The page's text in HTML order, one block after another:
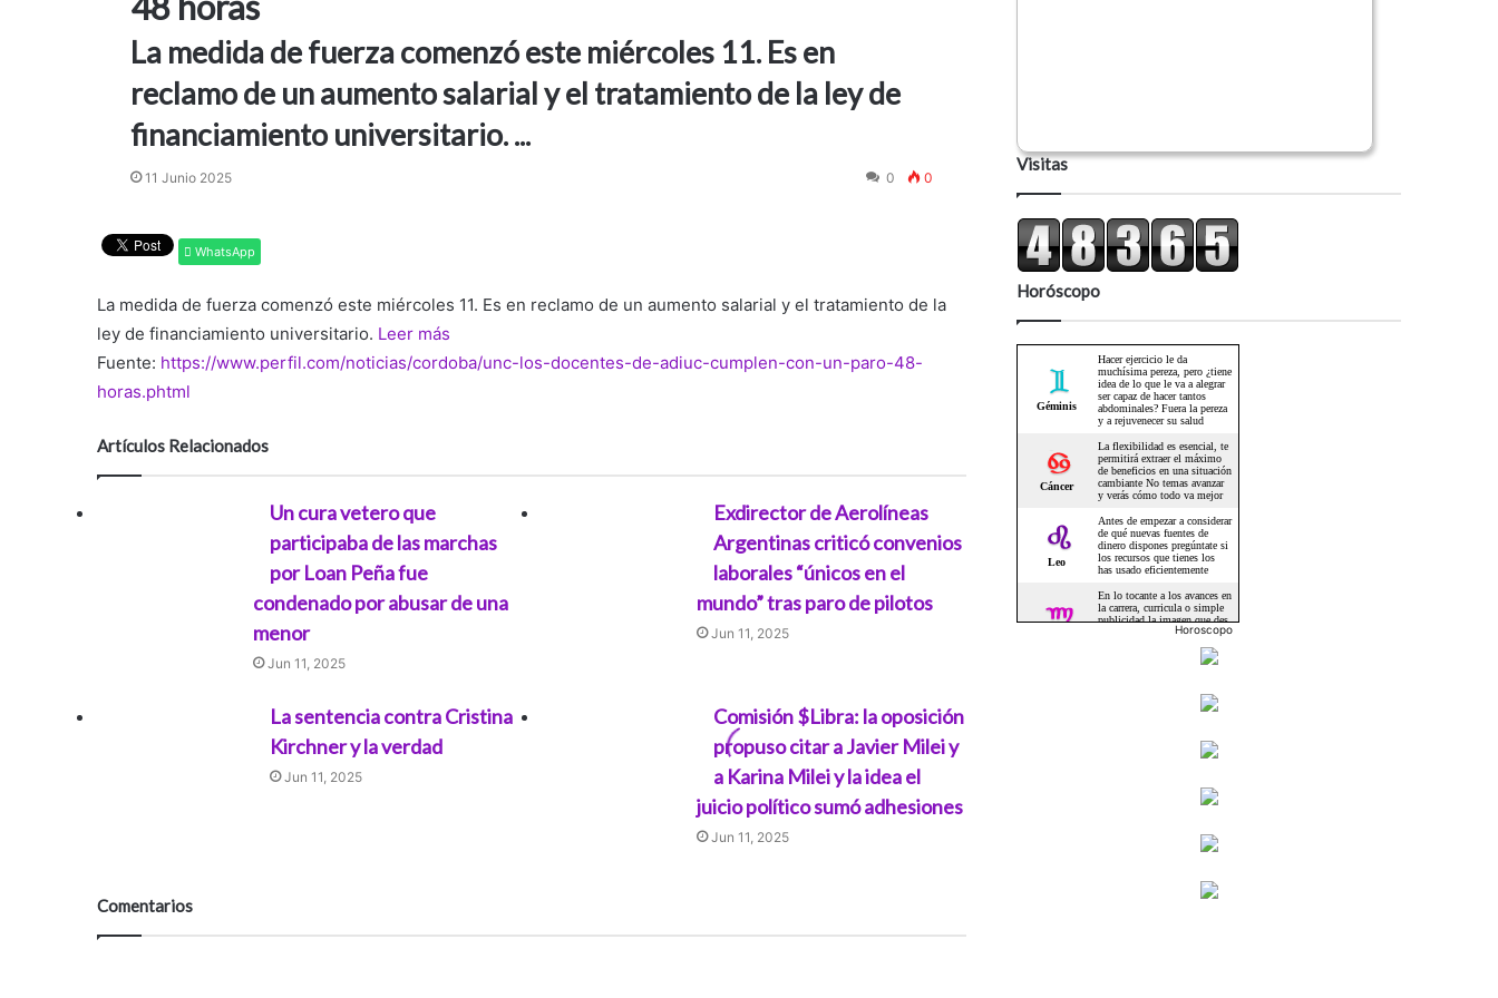
La medida de fuerza comenzó este miércoles 11. Es en
reclamo de un aumento salarial y el tratamiento de la ley de
financiamiento universitario. ...
11 Junio 2025 0 0
WhatsApp
La medida de fuerza comenzó este miércoles 11. Es en reclamo de un aumento salarial y el tratamiento de la
ley de financiamiento universitario. Leer más
Fuente: https://www.perfil.com/noticias/cordoba/unc-los-docentes-de-adiuc-cumplen-con-un-paro-48-
horas.phtml
Artículos Relacionados
Un cura vetero que
participaba de las marchas
por Loan Peña fue
condenado por abusar de una
menor
Jun 11, 2025
Exdirector de Aerolíneas
Argentinas criticó convenios
laborales “únicos en el
mundo” tras paro de pilotos
Jun 11, 2025
La sentencia contra Cristina
Kirchner y la verdad
Jun 11, 2025
Comisión $Libra: la oposición
propuso citar a Javier Milei y
a Karina Milei y la idea el
juicio político sumó adhesiones
Jun 11, 2025
Comentarios
Visitas
Horóscopo
Horoscopo